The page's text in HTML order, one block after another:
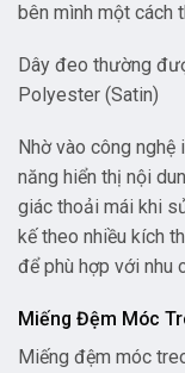
bên mình một cách
Dây đeo thường
Polyester (Satin)
Nhờ vào công nghệ
năng hiển thị nội
giác thoải mái khi
kế theo nhiều kích
để phù hợp với nhu
Miếng Đệm Móc
Miếng đệm móc